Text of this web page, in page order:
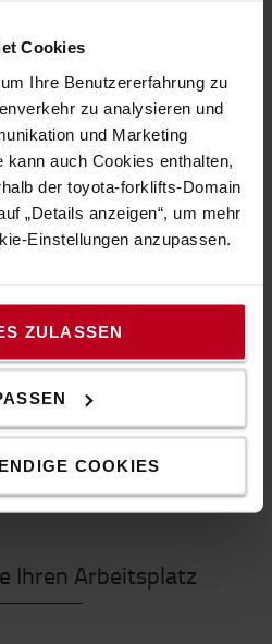
Cookies
Ihre Benutzererfahrung zu
zu analysieren und
und Marketing
auch Cookies enthalten,
der toyota-forklifts-Domain
„Details anzeigen“, um mehr
Einstellungen anzupassen.
ZULASSEN
COOKIES
Sie Hilfe?
wir für Sie tun?
SIE UNS
Sie mehr
unserem Online-Shop
& Lieferung
FAQ
Ihren Arbeitsplatz